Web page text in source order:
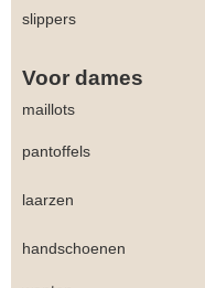
slippers
Voor dames
maillots
pantoffels
laarzen
handschoenen